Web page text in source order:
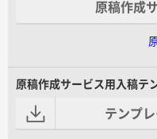
原稿作成
原稿作成サービス用入稿テ
テンプ